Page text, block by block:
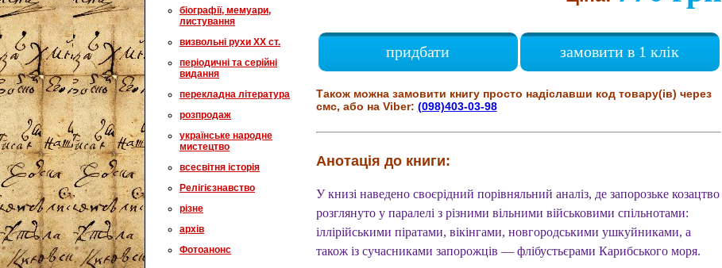
біографії, мемуари,
листування
визвольні рухи XX ст.
періодичні та серійні
видання
перекладна література
розпродаж
українське народне
мистецтво
всесвітня історія
Релігієзнавство
різне
архів
Фотоанонс
придбати замовити в 1 клік
Також можна замовити книгу просто надіславши код товару(ів) через
смс, або на Viber: (098)403-03-98
Анотація до книги:
У книзі наведено своєрідний порівняльний аналіз, де запорозьке козацтво
розглянуто у паралелі з різними вільними військовими спільнотами:
іллірійськими піратами, вікінгами, новгородськими ушкуйниками, а
також із сучасниками запорожців — флібустьєрами Карибського моря.